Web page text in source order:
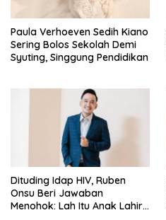
Paula Verhoeven Sedih Kiano
Sering Bolos Sekolah Demi
Syuting, Singgung Pendidikan
Dituding Idap HIV, Ruben
Onsu Beri Jawaban
Menohok: Lah Itu Anak Lahir